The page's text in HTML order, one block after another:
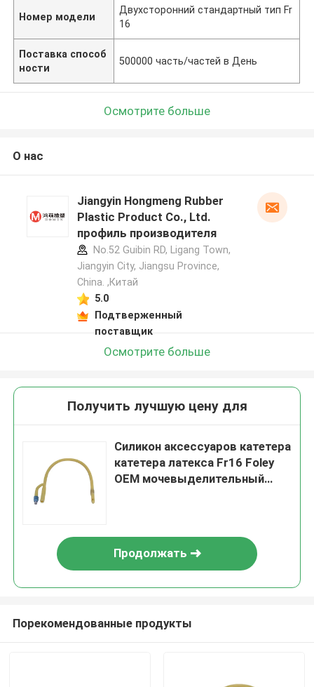
Номер модели
Двухсторонний стандартный тип Fr
16
Поставка способ
ности
500000 часть/частей в День
Осмотрите больше
О нас
Jiangyin Hongmeng Rubber
Plastic Product Co., Ltd.
профиль производителя
No.52 Guibin RD, Ligang Town,
Jiangyin City, Jiangsu Province,
China. ,Китай
5.0
Подтверженный
поставщик
Осмотрите больше
Получить лучшую цену для
Силикон аксессуаров катетера
катетера латекса Fr16 Foley
OEM мочевыделительный
Продолжать
Порекомендованные продукты